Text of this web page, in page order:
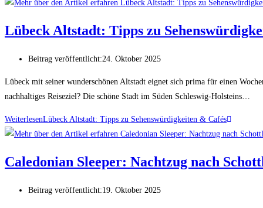
Lübeck Altstadt: Tipps zu
Beitrag veröffentlicht:24. Oktober 2025
Lübeck mit seiner wunderschönen Altstadt eignet sich prima für einen
nachhaltiges Reiseziel? Die schöne Stadt im Süden Schleswig-Holsteins…
WeiterlesenLübeck Altstadt: Tipps zu Sehenswürdigkeiten & Cafés
Caledonian Sleeper: Nachtzug nach
Beitrag veröffentlicht:19. Oktober 2025